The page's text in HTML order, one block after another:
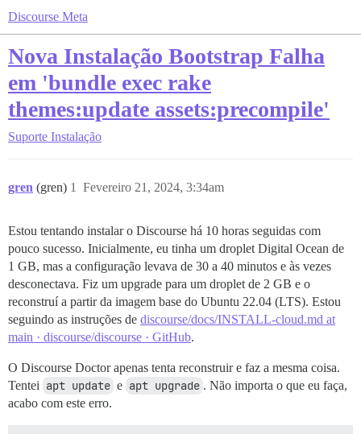
Discourse Meta
Nova Instalação Bootstrap Falha
em 'bundle exec rake
themes:update assets:precompile'
Suporte Instalação
gren (gren) Fevereiro 21, 2024, 3:34am
1
Estou tentando instalar o Discourse há 10 horas seguidas com
pouco sucesso. Inicialmente, eu tinha um droplet Digital Ocean de
1 GB, mas a configuração levava de 30 a 40 minutos e às vezes
desconectava. Fiz um upgrade para um droplet de 2 GB e o
reconstruí a partir da imagem base do Ubuntu 22.04 (LTS). Estou
seguindo as instruções de discourse/docs/INSTALL-cloud.md at
main · discourse/discourse · GitHub.
O Discourse Doctor apenas tenta reconstruir e faz a mesma coisa.
Tentei apt update e apt upgrade . Não importa o que eu faça,
acabo com este erro.